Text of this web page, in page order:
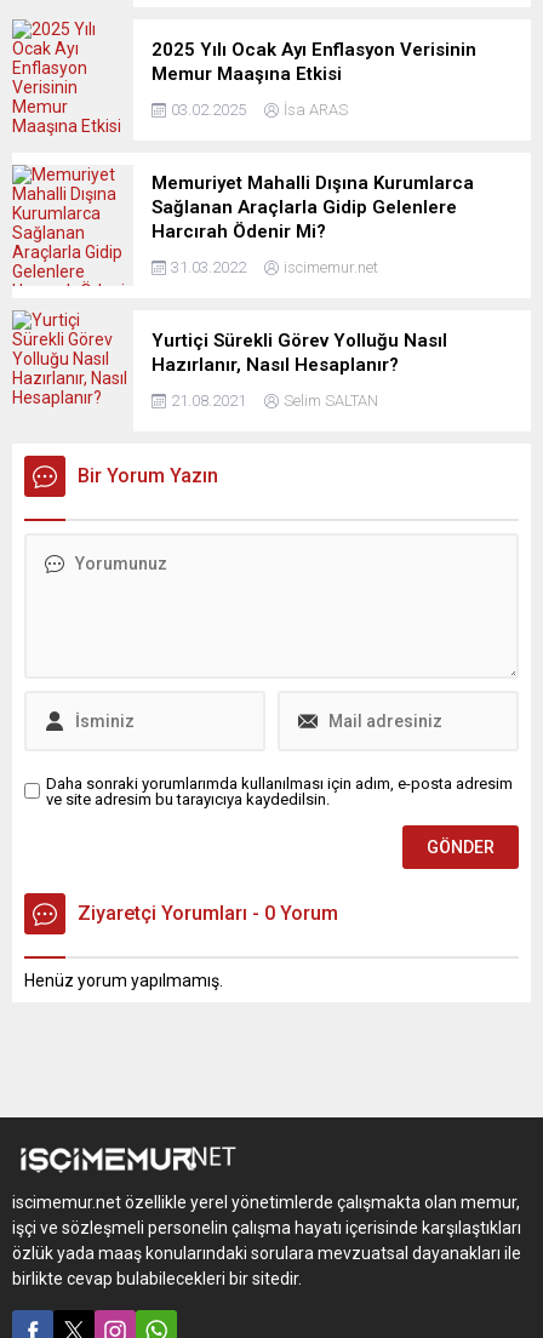
2025 Yılı Ocak Ayı Enflasyon Verisinin
Memur Maaşına Etkisi
03.02.2025 İsa ARAS
Memuriyet Mahalli Dışına Kurumlarca
Sağlanan Araçlarla Gidip Gelenlere
Harcırah Ödenir Mi?
31.03.2022 iscimemur.net
Yurtiçi Sürekli Görev Yolluğu Nasıl
Hazırlanır, Nasıl Hesaplanır?
21.08.2021 Selim SALTAN
Bir Yorum Yazın
Daha sonraki yorumlarımda kullanılması için adım, e-posta adresim
ve site adresim bu tarayıcıya kaydedilsin.
Ziyaretçi Yorumları - 0 Yorum
Henüz yorum yapılmamış.
iscimemur.net özellikle yerel yönetimlerde çalışmakta olan memur,
işçi ve sözleşmeli personelin çalışma hayatı içerisinde karşılaştıkları
özlük yada maaş konularındaki sorulara mevzuatsal dayanakları ile
birlikte cevap bulabilecekleri bir sitedir.